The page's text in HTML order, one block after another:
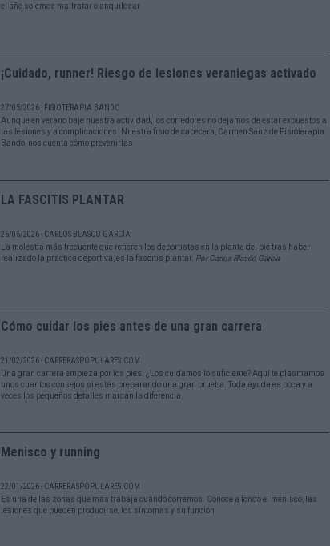
el año solemos maltratar o anquilosar.
¡Cuidado, runner! Riesgo de lesiones veraniegas activado
27/05/2026 - FISIOTERAPIA BANDO
Aunque en verano baje nuestra actividad, los corredores no dejamos de estar expuestos a
las lesiones y a complicaciones. Nuestra fisio de cabecera, Carmen Sanz de Fisioterapia
Bando, nos cuenta cómo prevenirlas.
LA FASCITIS PLANTAR
26/05/2026 - CARLOS BLASCO GARCÍA
La molestia más frecuente que refieren los deportistas en la planta del pie tras haber
realizado la práctica deportiva, es la fascitis plantar. Por Carlos Blasco García
Cómo cuidar los pies antes de una gran carrera
21/02/2026 - CARRERASPOPULARES.COM
Una gran carrera empieza por los pies. ¿Los cuidamos lo suficiente? Aquí te plasmamos
unos cuantos consejos si estás preparando una gran prueba. Toda ayuda es poca y a
veces los pequeños detalles marcan la diferencia.
Menisco y running
22/01/2026 - CARRERASPOPULARES.COM
Es una de las zonas que más trabaja cuando corremos. Conoce a fondo el menisco, las
lesiones que pueden producirse, los síntomas y su función.